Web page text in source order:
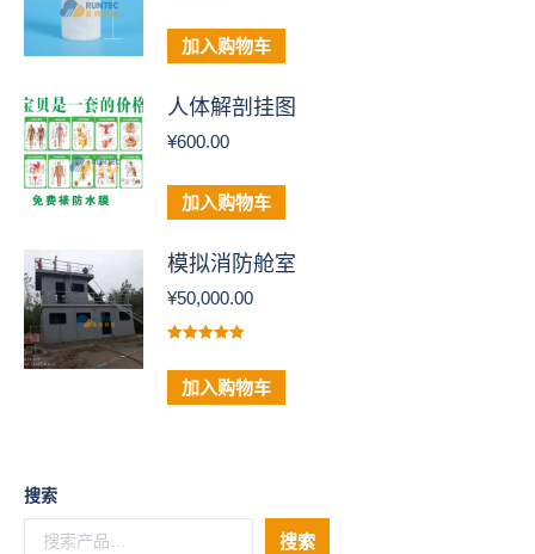
加入购物车
人体解剖挂图
¥600.00
加入购物车
模拟消防舱室
¥50,000.00
&sol; 5
加入购物车
搜索
搜索